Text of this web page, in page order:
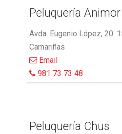
Peluquería Animor
Avda. Eugenio López, 20.
Camariñas
Email
981 73 73 48
Peluquería Chus